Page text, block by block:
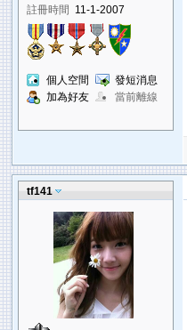
註冊時間 11-1-2007
個人空間
發短消息
加為好友
當前離線
tf141